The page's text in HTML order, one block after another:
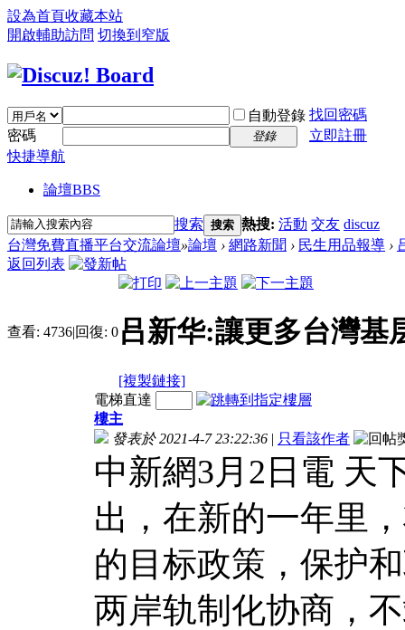
設為首頁收藏本站
開啟輔助訪問 切換到窄版
自動登錄 找回密碼
密碼
登錄
立即註冊
快捷導航
論壇BBS
搜索 搜索 熱搜: 活動 交友 discuz
台灣免費直播平台交流論壇»論壇 › 網路新聞 › 民生用品報導 ›
返回列表
查看: 4736|回復: 0 吕新华:讓更多台灣基
[複製鏈接]
電梯直達
樓主
發表於 2021-4-7 23:22:36 | 只看該作者
中新網3月2日電 天
出，在新的一年里
的目标政策，保护
两岸轨制化协商，